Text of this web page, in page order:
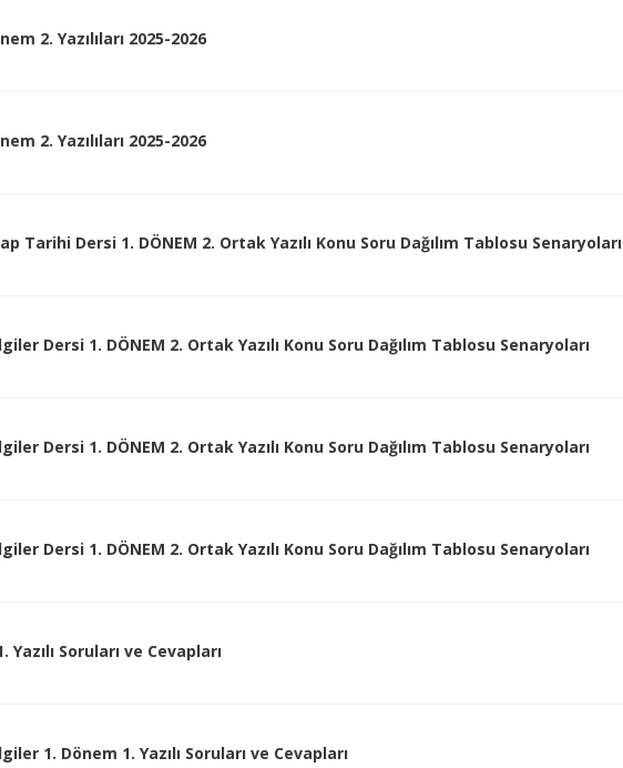
2. Yazılıları 2025-2026
2. Yazılıları 2025-2026
Tarihi Dersi 1. DÖNEM 2. Ortak Yazılı Konu Soru Dağılım Tablosu Senaryoları
Dersi 1. DÖNEM 2. Ortak Yazılı Konu Soru Dağılım Tablosu Senaryoları
Dersi 1. DÖNEM 2. Ortak Yazılı Konu Soru Dağılım Tablosu Senaryoları
Dersi 1. DÖNEM 2. Ortak Yazılı Konu Soru Dağılım Tablosu Senaryoları
Soruları ve Cevapları
1. Dönem 1. Yazılı Soruları ve Cevapları